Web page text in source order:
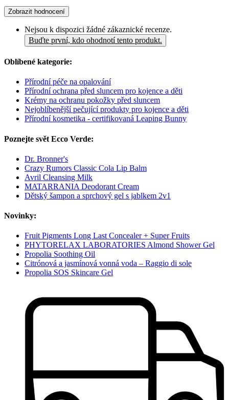
Zobrazit hodnocení
Nejsou k dispozici žádné zákaznické recenze.
Buďte první, kdo ohodnotí tento produkt.
Oblíbené kategorie:
Přírodní péče na opalování
Přírodní ochrana před sluncem pro kojence a děti
Krémy na ochranu pokožky před sluncem
Nejoblíbenější pečující produkty pro kojence a děti
Přírodní kosmetika - certifikovaná Leaping Bunny
Poznejte svět Ecco Verde:
Dr. Bronner's
Crazy Rumors Classic Cola Lip Balm
Avril Cleansing Milk
MATARRANIA Deodorant Cream
Dětský šampon a sprchový gel s jablkem 2v1
Novinky:
Fruit Pigments Long Last Concealer + Super Fruits
PHYTORELAX LABORATORIES Almond Shower Gel
Propolia Soothing Oil
Citrónová a jasmínová vonná voda – Raggio di sole
Propolia SOS Skincare Gel